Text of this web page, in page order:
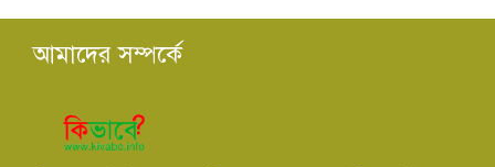
আমাদের সম্পর্কে